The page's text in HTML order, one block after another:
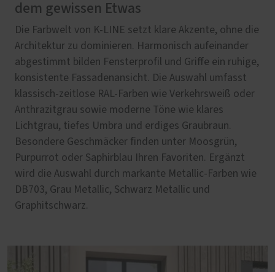
dem gewissen Etwas
Die Farbwelt von K-LINE setzt klare Akzente, ohne die
Architektur zu dominieren. Harmonisch aufeinander
abgestimmt bilden Fensterprofil und Griffe ein ruhige,
konsistente Fassadenansicht. Die Auswahl umfasst
klassisch-zeitlose RAL-Farben wie Verkehrsweiß oder
Anthrazitgrau sowie moderne Töne wie klares
Lichtgrau, tiefes Umbra und erdiges Graubraun.
Besondere Geschmäcker finden unter Moosgrün,
Purpurrot oder Saphirblau Ihren Favoriten. Ergänzt
wird die Auswahl durch markante Metallic-Farben wie
DB703, Grau Metallic, Schwarz Metallic und
Graphitschwarz.